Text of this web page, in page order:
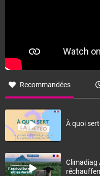
Recommandées
À quoi
Climadiag